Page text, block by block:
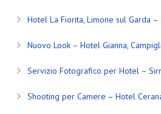
Hotel La Fiorita, Limone sul Garda
Nuovo Look – Hotel Gianna,
Servizio Fotografico per Hotel –
Shooting per Camere – Hotel